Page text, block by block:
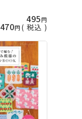
495
470 税込